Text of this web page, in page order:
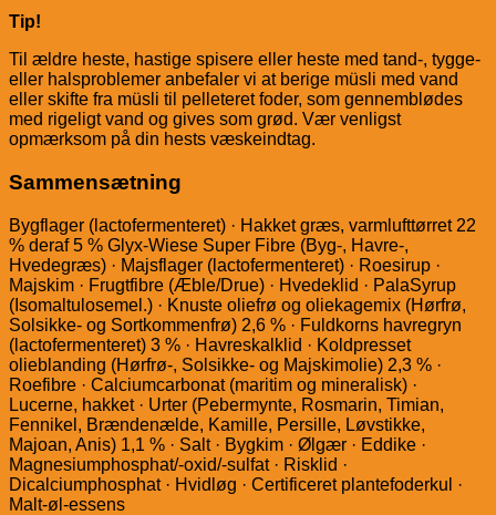
Tip!
Til ældre heste, hastige spisere eller heste med tand-, tygge-
eller halsproblemer anbefaler vi at berige müsli med vand
eller skifte fra müsli til pelleteret foder, som gennemblødes
med rigeligt vand og gives som grød. Vær venligst
opmærksom på din hests væskeindtag.
Sammensætning
Bygflager (lactofermenteret) · Hakket græs, varmlufttørret 22
% deraf 5 % Glyx-Wiese Super Fibre (Byg-, Havre-,
Hvedegræs) · Majsflager (lactofermenteret) · Roesirup ·
Majskim · Frugtfibre (Æble/Drue) · Hvedeklid · PalaSyrup
(Isomaltulosemel.) · Knuste oliefrø og oliekagemix (Hørfrø,
Solsikke- og Sortkommenfrø) 2,6 % · Fuldkorns havregryn
(lactofermenteret) 3 % · Havreskalklid · Koldpresset
olieblanding (Hørfrø-, Solsikke- og Majskimolie) 2,3 % ·
Roefibre · Calciumcarbonat (maritim og mineralisk) ·
Lucerne, hakket · Urter (Pebermynte, Rosmarin, Timian,
Fennikel, Brændenælde, Kamille, Persille, Løvstikke,
Majoan, Anis) 1,1 % · Salt · Bygkim · Ølgær · Eddike ·
Magnesiumphosphat/-oxid/-sulfat · Risklid ·
Dicalciumphosphat · Hvidløg · Certificeret plantefoderkul ·
Malt-øl-essens